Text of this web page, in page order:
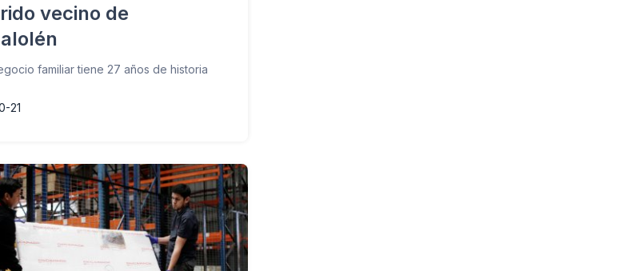
vecino de
familiar tiene 27 años de historia
21